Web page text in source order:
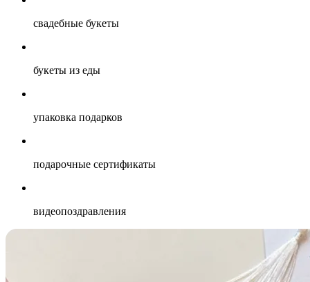
свадебные букеты
букеты из еды
упаковка подарков
подарочные сертификаты
видеопоздравления